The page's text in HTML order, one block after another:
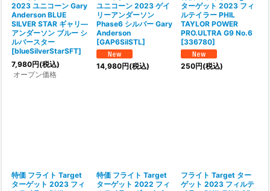
2023 ユニコーン Gary
Anderson BLUE
SILVER STAR ギャリ―
アンダーソン ブルー シ
ルバースター
[blueSilverStarSFT]
7,980円(税込)
オープン価格
ユニコーン 2023 ゲイ
リーアンダーソン
Phase6 シルバー Gary
Anderson
[GAP6SilSTL]
14,980円(税込)
ターゲット 2023 フィ
ルテイラー PHIL
TAYLOR POWER
PRO.ULTRA G9 No.6
[336780]
250円(税込)
特価 フライト Target
ターゲット 2023 フィ
特価 フライト Target
ターゲット 2022 フィ
フライト Target ター
ゲット 2023 フィルテ